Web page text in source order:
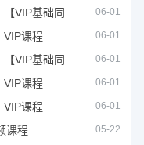
06-01
VIP课程 06-01
06-01
VIP课程 06-01
VIP课程 06-01
课程 05-22